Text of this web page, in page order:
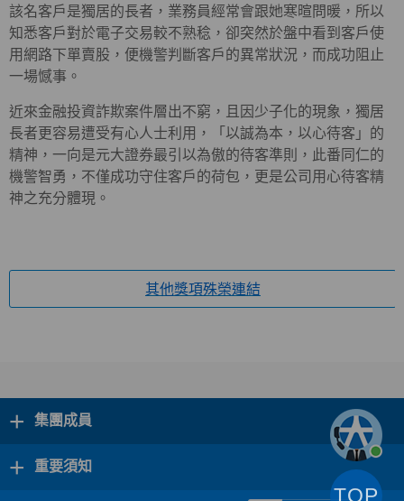
該名客戶是獨居的長者，業務員經常會跟她寒暄問暖，所以
知悉客戶對於電子交易較不熟稔，卻突然於盤中看到客戶使
用網路下單賣股，便機警判斷客戶的異常狀況，而成功阻止
一場憾事。
近來金融投資詐欺案件層出不窮，且因少子化的現象，獨居
長者更容易遭受有心人士利用，「以誠為本，以心待客」的
精神，一向是元大證券最引以為傲的待客準則，此番同仁的
機警智勇，不僅成功守住客戶的荷包，更是公司用心待客精
神之充分體現。
其他獎項殊榮連結
+ 集團成員
+ 重要須知
TOP